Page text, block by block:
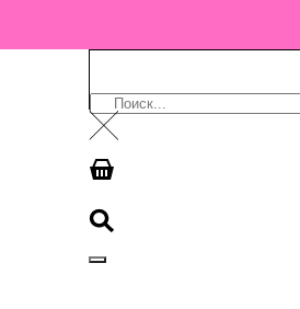
КОРЗИНА